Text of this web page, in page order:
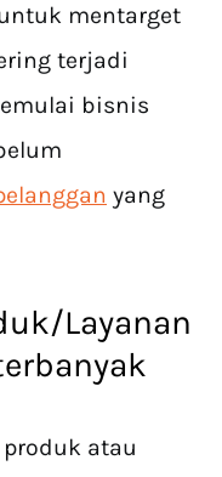
mentarget
terjadi
bisnis
yang
Layanan
atau